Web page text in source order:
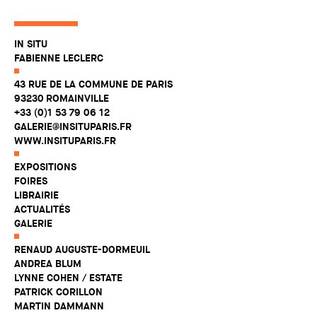
IN SITU
FABIENNE LECLERC
43 RUE DE LA COMMUNE DE PARIS
93230 ROMAINVILLE
+33 (0)1 53 79 06 12
GALERIE@INSITUPARIS.FR
WWW.INSITUPARIS.FR
EXPOSITIONS
FOIRES
LIBRAIRIE
ACTUALITÉS
GALERIE
RENAUD AUGUSTE-DORMEUIL
ANDREA BLUM
LYNNE COHEN / ESTATE
PATRICK CORILLON
MARTIN DAMMANN